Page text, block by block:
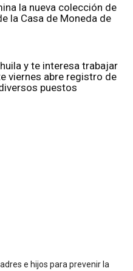
la nueva colección de
la Casa de Moneda de
y te interesa trabajar
viernes abre registro de
puestos
e hijos para prevenir la